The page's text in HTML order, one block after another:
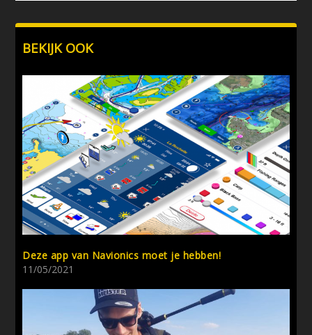
BEKIJK OOK
Deze app van Navionics moet je hebben!
11/05/2021